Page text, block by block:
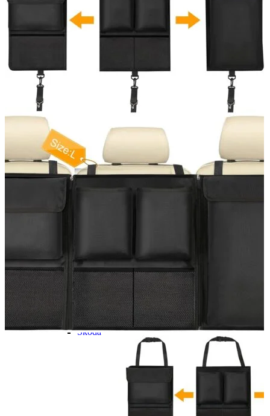
Navigatie Audi A4 B7
Navigatie Audi A4 B8
Navigatie Audi A5
Navigatie Audi A6 C7
Navigatie Audi Q5
Navigație Ford Fiesta
Navigație Ford Focus 1
Navigație Ford Focus 2
Navigație Ford Focus MK3
Navigație Ford Mondeo MK3
Navigație Ford Mondeo MK4
Navigație Ford Transit
Mercedes
Navigație Mercedes C Class W203
Navigație Mercedes C Class W204
Passat
Navigație Passat B5
Navigație Passat B5 5
Navigație Passat B6
Navigație Passat B7
Navigație Passat B8
Navigație Passat CC
Skoda
Navigație Skoda Fabia 1
Navigație Skoda Fabia 2
Navigație Skoda Octavia 1
Navigație Skoda Octavia 2
Navigație Skoda Octavia 3
Navigație Skoda Rapid
Navigație Skoda Superb 1